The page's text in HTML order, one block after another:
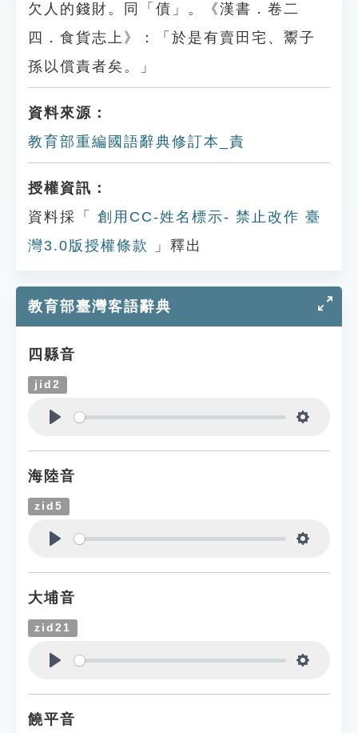
欠人的錢財。同「債」。《漢書．卷二
四．食貨志上》：「於是有賣田宅、鬻子
孫以償責者矣。」
資料來源：
教育部重編國語辭典修訂本_責
授權資訊：
資料採「
創用CC-姓名標示- 禁止改作 臺
灣3.0版授權條款
」釋出
教育部臺灣客語辭典
四縣音
jid2
海陸音
zid5
大埔音
zid21
饒平音